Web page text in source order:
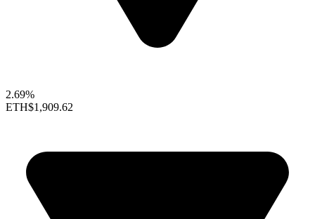
2.69%
ETH$1,909.62